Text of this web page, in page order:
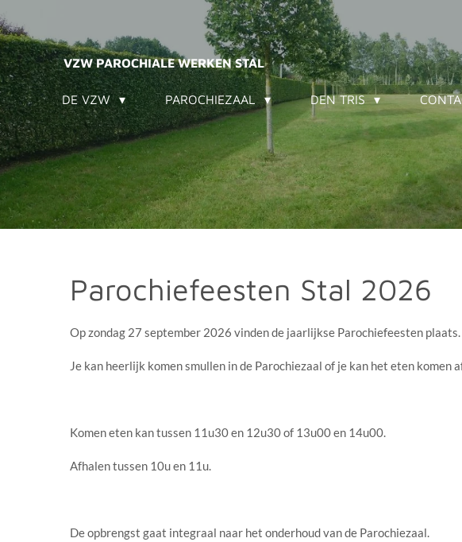
direct
naar
de
hoofdinhoud
VZW PAROCHIALE WERKEN STAL
DE VZW PAROCHIEZAAL DEN TRIS
Parochiefeesten Stal 2026
Op zondag 27 september 2026 vinden de jaarlijkse Parochiefeesten plaats.
Je kan heerlijk komen smullen in de Parochiezaal of je kan het eten komen
Komen eten kan tussen 11u30 en 12u30 of 13u00 en 14u00.
Afhalen tussen 10u en 11u.
De opbrengst gaat integraal naar het onderhoud van de Parochiezaal.